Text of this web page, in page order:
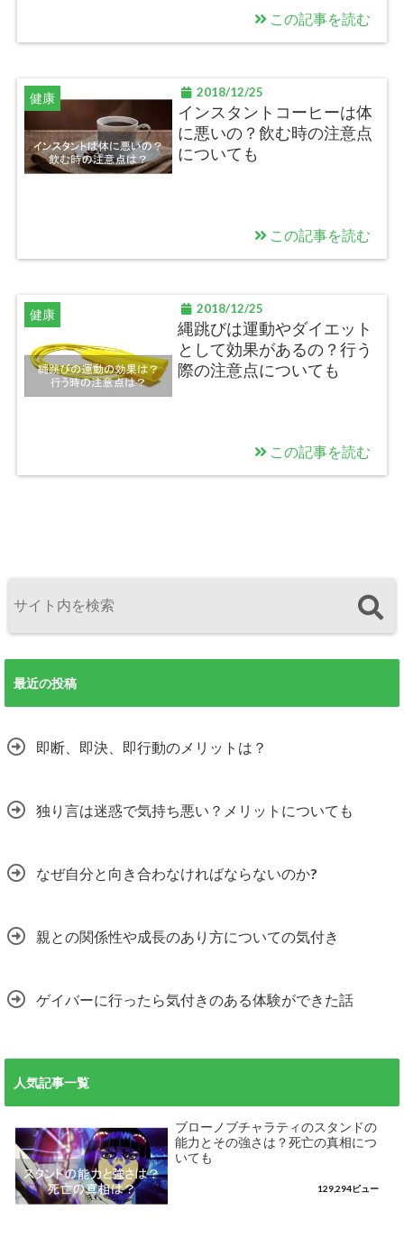
この記事を読む
健康 2018/12/25
インスタントコーヒーは体
に悪いの？飲む時の注意点
についても
この記事を読む
健康 2018/12/25
縄跳びは運動やダイエット
として効果があるの？行う
際の注意点についても
この記事を読む
最近の投稿
即断、即決、即行動のメリットは？
独り言は迷惑で気持ち悪い？メリットについても
なぜ自分と向き合わなければならないのか?
親との関係性や成長のあり方についての気付き
ゲイバーに行ったら気付きのある体験ができた話
人気記事一覧
ブローノブチャラティのスタンドの
能力とその強さは？死亡の真相につ
いても
129,294ビュー